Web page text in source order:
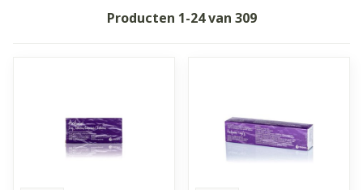
Producten 1-24van 309